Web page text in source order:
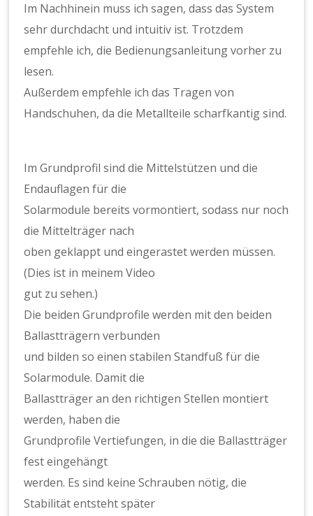
Im Nachhinein muss ich sagen, dass das System
sehr durchdacht und intuitiv ist. Trotzdem
empfehle ich, die Bedienungsanleitung vorher zu
lesen.
Außerdem empfehle ich das Tragen von
Handschuhen, da die Metallteile scharfkantig sind.
Im Grundprofil sind die Mittelstützen und die
Endauflagen für die
Solarmodule bereits vormontiert, sodass nur noch
die Mittelträger nach
oben geklappt und eingerastet werden müssen.
(Dies ist in meinem Video
gut zu sehen.)
Die beiden Grundprofile werden mit den beiden
Ballastträgern verbunden
und bilden so einen stabilen Standfuß für die
Solarmodule. Damit die
Ballastträger an den richtigen Stellen montiert
werden, haben die
Grundprofile Vertiefungen, in die die Ballastträger
fest eingehängt
werden. Es sind keine Schrauben nötig, die
Stabilität entsteht später